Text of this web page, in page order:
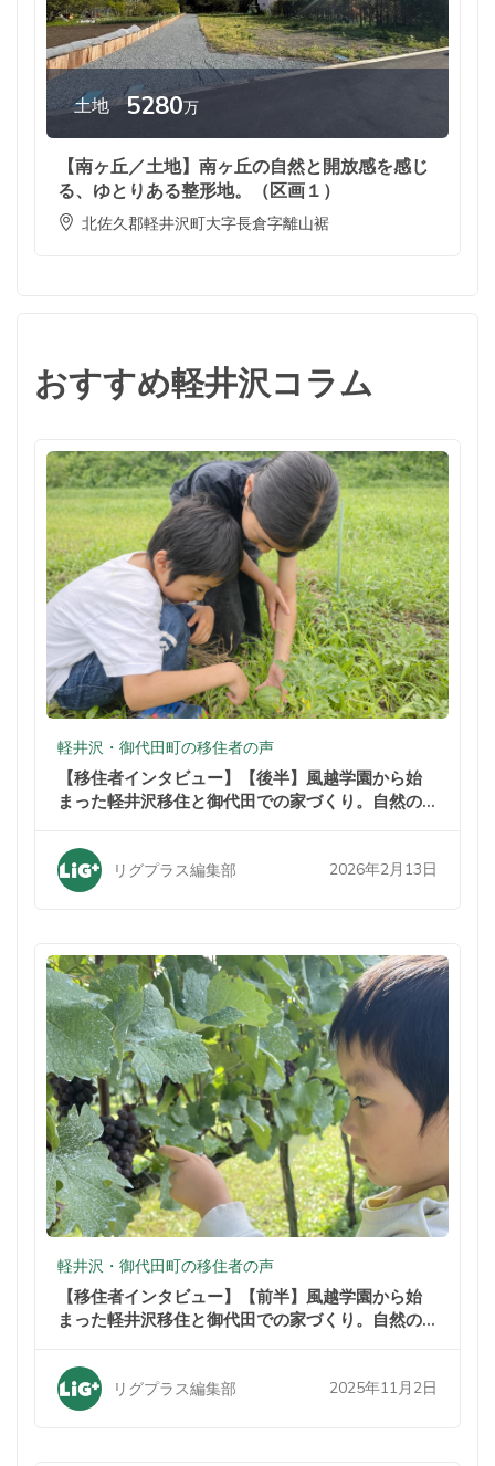
土地 5280万
【南ヶ丘／土地】南ヶ丘の自然と開放感を感じ
る、ゆとりある整形地。（区画１）
北佐久郡軽井沢町大字長倉字離山裾
おすすめ軽井沢コラム
軽井沢・御代田町の移住者の声
【移住者インタビュー】【後半】風越学園から始
まった軽井沢移住と御代田での家づくり。自然の
リグプラス編集部 2026年2月13日
軽井沢・御代田町の移住者の声
【移住者インタビュー】【前半】風越学園から始
まった軽井沢移住と御代田での家づくり。自然の
リグプラス編集部 2025年11月2日